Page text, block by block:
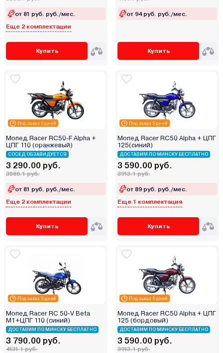
от 81 руб. руб./мес.
Еще 2 комплектации
Купить
от 94 руб. руб./мес.
Купить
Под заказ 5 дней
Мопед Racer RC50-F Alpha +
ЦПГ 110 (оранжевый)
СОСЕД ОБЗАВИДУЕТСЯ
3 290.00 руб.
3586.1 руб.
от 81 руб. руб./мес.
Еще 2 комплектации
Купить
Под заказ 5 дней
Мопед Racer RC50 Alpha + ЦПГ
125(синий)
ДОСТАВИМ ПО МИНСКУ БЕСПЛАТНО
3 590.00 руб.
3913.1 руб.
от 89 руб. руб./мес.
Еще 1 комплектация
Купить
Под заказ 5 дней
Мопед Racer RC 50-V Beta
M1+ЦПГ 110 (синий)
ДОСТАВИМ ПО МИНСКУ БЕСПЛАТНО
3 790.00 руб.
4131.1 руб.
Под заказ 5 дней
Мопед Racer RC50 Alpha + ЦПГ
125 (бордовый)
ДОСТАВИМ ПО МИНСКУ БЕСПЛАТНО
3 590.00 руб.
3913.1 руб.